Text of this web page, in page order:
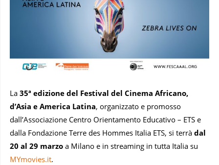
La 35ª edizione del Festival del Cinema Africano,
d’Asia e America Latina, organizzato e promosso
dall’Associazione Centro Orientamento Educativo – ETS e
dalla Fondazione Terre des Hommes Italia ETS, si terrà dal
20 al 29 marzo a Milano e in streaming in tutta Italia su
MYmovies.it.